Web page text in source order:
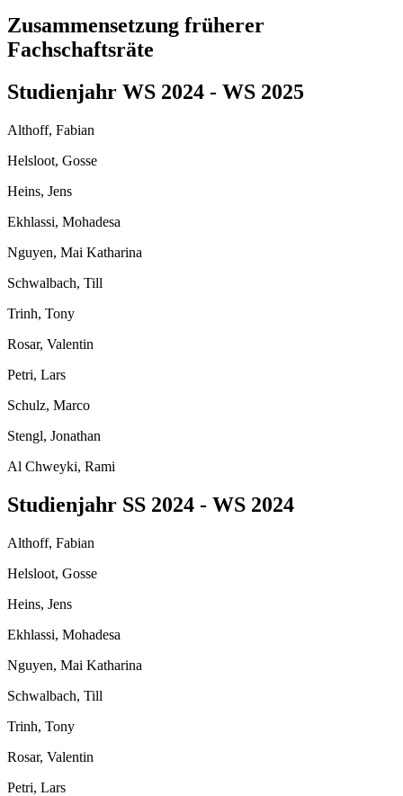
Zusammensetzung früherer
Fachschaftsräte
Studienjahr WS 2024 - WS 2025
Althoff, Fabian
Helsloot, Gosse
Heins, Jens
Ekhlassi, Mohadesa
Nguyen, Mai Katharina
Schwalbach, Till
Trinh, Tony
Rosar, Valentin
Petri, Lars
Schulz, Marco
Stengl, Jonathan
Al Chweyki, Rami
Studienjahr SS 2024 - WS 2024
Althoff, Fabian
Helsloot, Gosse
Heins, Jens
Ekhlassi, Mohadesa
Nguyen, Mai Katharina
Schwalbach, Till
Trinh, Tony
Rosar, Valentin
Petri, Lars